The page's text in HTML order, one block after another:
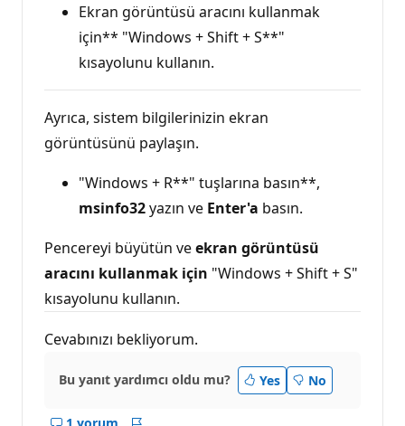
Ekran görüntüsü aracını kullanmak
için** "Windows + Shift + S**"
kısayolunu kullanın.
Ayrıca, sistem bilgilerinizin ekran
görüntüsünü paylaşın.
"Windows + R**" tuşlarına basın**,
msinfo32yazın ve Enter'a basın.
Pencereyi büyütün veekran görüntüsü
aracını kullanmak için "Windows + Shift + S"
kısayolunu kullanın.
Cevabınızı bekliyorum.
Bu yanıt yardımcı oldu mu? Yes No